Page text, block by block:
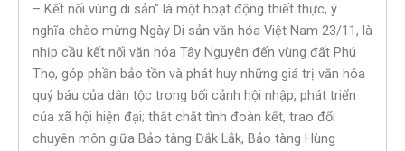
– Kết nối vùng di sản” là một hoạt động thiết thực, ý
nghĩa chào mừng Ngày Di sản văn hóa Việt Nam 23/11, là
nhịp cầu kết nối văn hóa Tây Nguyên đến vùng đất Phú
Thọ, góp phần bảo tồn và phát huy những giá trị văn hóa
quý báu của dân tộc trong bối cảnh hội nhập, phát triển
của xã hội hiện đại; thắt chặt tình đoàn kết, trao đổi
chuyên môn giữa Bảo tàng Đắk Lắk, Bảo tàng Hùng